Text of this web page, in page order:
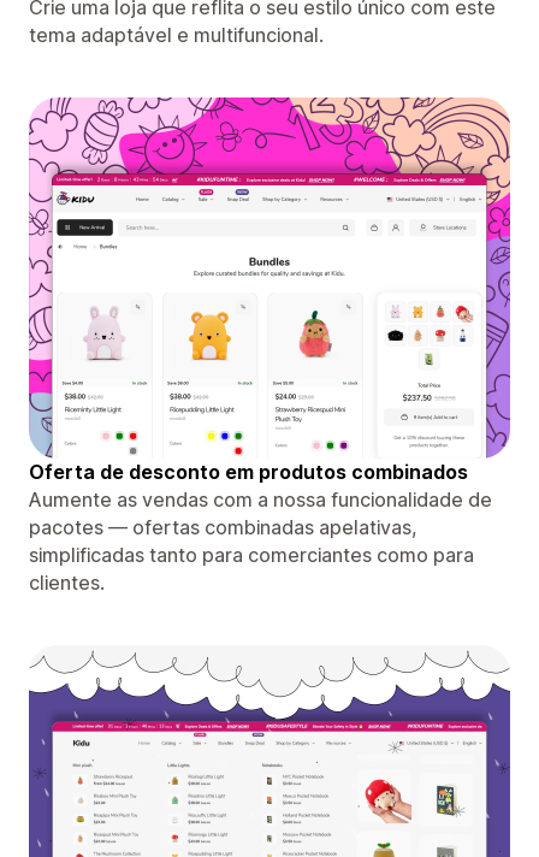
Crie uma loja que reflita o seu estilo único com este
tema adaptável e multifuncional.
Oferta de desconto em produtos combinados
Aumente as vendas com a nossa funcionalidade de
pacotes — ofertas combinadas apelativas,
simplificadas tanto para comerciantes como para
clientes.